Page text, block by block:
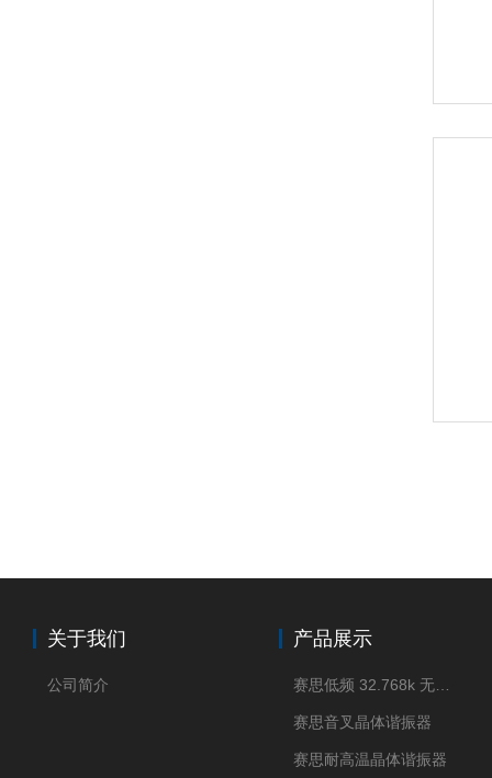
关于我们
公司简介
产品展示
赛思音叉晶体谐振器
赛思耐高温晶体谐振器